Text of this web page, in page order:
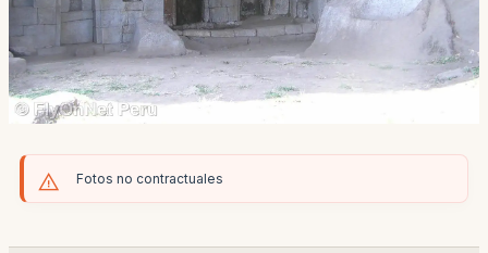
Fotos no contractuales